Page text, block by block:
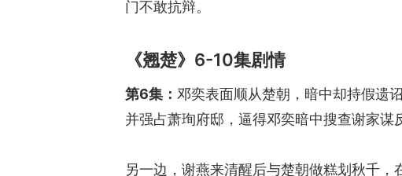
门不敢抗辩。
《翘楚》6-10集剧情
第6集： 邓奕表面顺从楚朝，暗中却持假遗
并强占萧珣府邸，逼得邓奕暗中搜查谢家谋
另一边，谢燕来清醒后与楚朝做糕划秋千